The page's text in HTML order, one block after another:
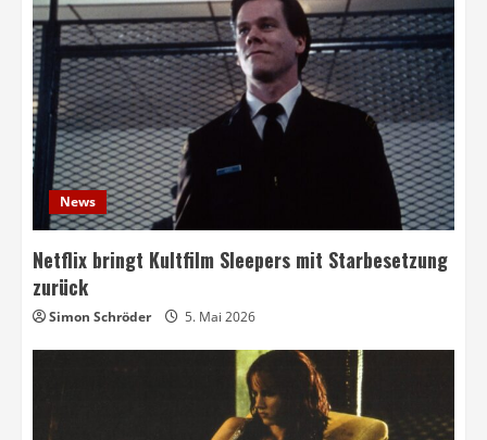
News
Netflix bringt Kultfilm Sleepers mit Starbesetzung
zurück
Simon Schröder 5. Mai 2026